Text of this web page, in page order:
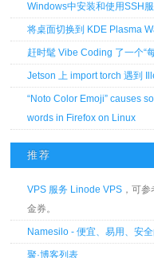
Windows中安装和使用SSH
将桌面切换到 KDE Plasma
赶时髦 Vibe Coding 了一个“
Jetson 上 import torch 遇到
“Noto Color Emoji” causes
words in Firefox on Linux
推荐
VPS 服务 Linode VPS ，可
金券。
Namesilo - 便宜、易用、安
聚·博客列表